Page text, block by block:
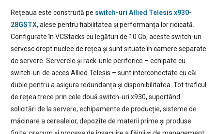
Rețeaua este construită pe switch-uri Allied Telesis x930-
28GSTX, alese pentru fiabilitatea și performanța lor ridicată.
Configurate în VCStacks cu legături de 10 Gb, aceste switch-uri
servesc drept nuclee de rețea și sunt situate în camere separate
de servere. Serverele și rack-urile periferice – echipate cu
switch-uri de acces Allied Telesis – sunt interconectate cu căi
duble pentru a asigura redundanța și disponibilitatea. Tot traficul
de rețea trece prin cele două switch-uri x930, suportând
solicitări de la servere, echipamente de producție, sisteme de
măcinare a cerealelor, depozite de materii prime și produse